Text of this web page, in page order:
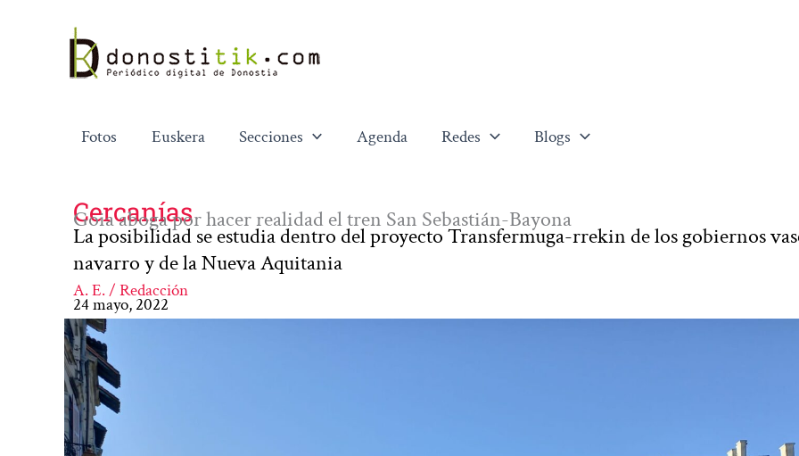
contenido
Fotos Euskera Secciones Agenda Redes Blogs
Cercanías
Goia aboga por hacer realidad el tren San Sebastián-Bayona
La posibilidad se estudia dentro del proyecto Transfermuga-rrekin de los gobiernos
navarro y de la Nueva Aquitania
A. E. / Redacción
24 mayo, 2022